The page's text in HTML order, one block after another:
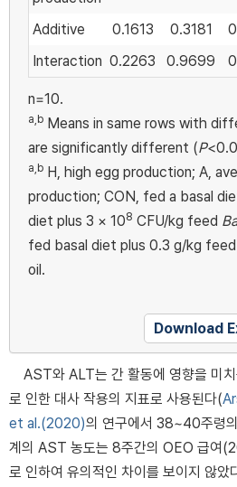
Additive 0.1613 0.3181
Interaction 0.2263 0.9699
n=10.
a,b Means in same rows with
are significantly different (P
a,b H, high egg production; A,
production; CON, fed a basal
diet plus 3 × 108 CFU/kg feed
fed basal diet plus 0.3 g/kg
oil.
Download
AST와 ALT는 간 활동에 영향을 미
로 인한 대사 작용의 지표로 사용된다(
et al.(2020)의 연구에서 38~40주령
계의 AST 농도는 8주간의 OEO 급
로 인하여 유의적인 차이를 보이지 않았